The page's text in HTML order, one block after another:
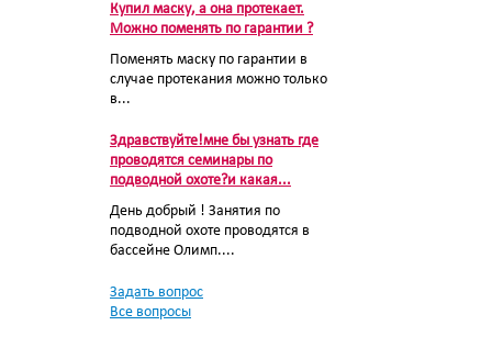
Купил маску, а она протекает.
Можно поменять по гарантии ?
Поменять маску по гарантии в
случае протекания можно только
в...
Здравствуйте!мне бы узнать где
проводятся семинары по
подводной охоте?и какая...
День добрый ! Занятия по
подводной охоте проводятся в
бассейне Олимп....
Задать вопрос
Все вопросы